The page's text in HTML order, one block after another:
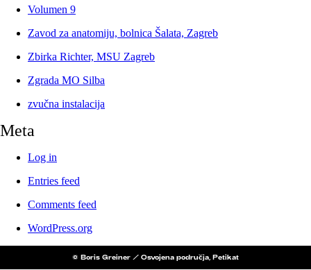
Volumen 9
Zavod za anatomiju, bolnica Šalata, Zagreb
Zbirka Richter, MSU Zagreb
Zgrada MO Silba
zvučna instalacija
Meta
Log in
Entries feed
Comments feed
WordPress.org
© Boris Greiner / Osvojena područja, Petikat